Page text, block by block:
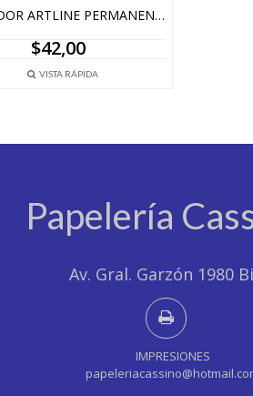
MARCADOR ARTLINE PERMANENTE EK-107
$42,00
VISTA RÁPIDA
Papelería
Av. Gral. Garzón 1980
IMPRESIONES